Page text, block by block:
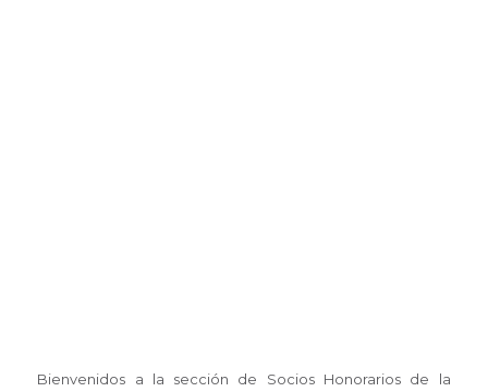
Bienvenidos a la sección de Socios Honorarios de la